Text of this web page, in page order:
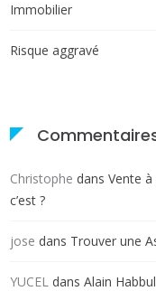
Immobilier
Risque aggravé
Christophe dans Vente à
c’est ?
jose dans Trouver une
YUCEL dans Alain